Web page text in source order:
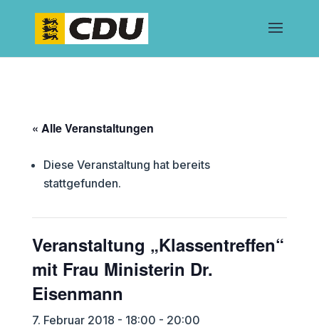
« Alle Veranstaltungen
Diese Veranstaltung hat bereits
stattgefunden.
Veranstaltung „Klassentreffen“
mit Frau Ministerin Dr.
Eisenmann
7. Februar 2018 - 18:00 - 20:00